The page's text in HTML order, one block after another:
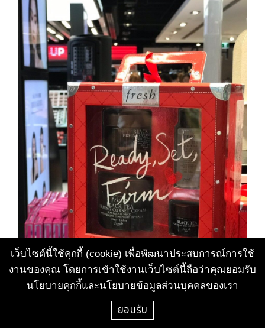
เว็บไซต์นี้ใช้คุกกี้ (cookie) เพื่อพัฒนาประสบการณ์การใช้
งานของคุณ โดยการเข้าใช้งานเว็บไซต์นี้ถือว่าคุณยอมรับ
นโยบายคุกกี้และนโยบายข้อมูลส่วนบุคคลของเรา
ยอมรับ